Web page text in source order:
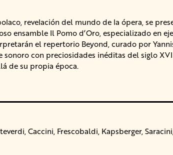
revelación del mundo de la ópera, se
ensamble Il Pomo d’Oro, especializado en
el repertorio Beyond, curado por
sonoro con preciosidades inéditas del siglo
de su propia época.
Caccini, Frescobaldi, Kapsberger,